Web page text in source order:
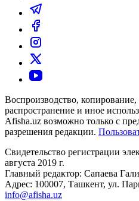
Воспроизводство,
распространение и иное
Afisha.uz возможно только с
разрешения редакции.
Свидетельство регистрации
августа 2019 г.
Главный редактор: Сапаева
Адрес: 100007, Ташкент, ул.
info@afisha.uz